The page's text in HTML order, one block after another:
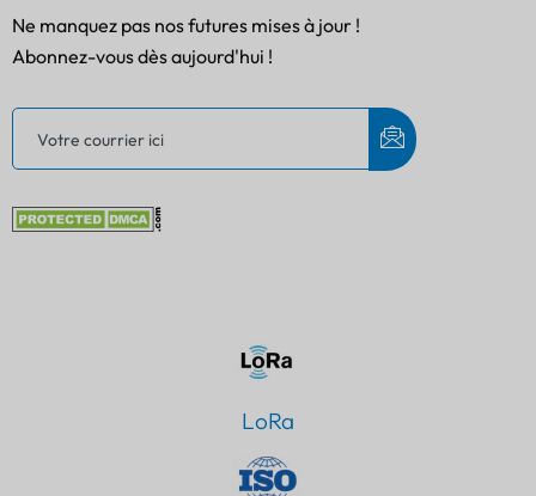
Ne manquez pas nos futures mises à jour !
Abonnez-vous dès aujourd'hui !
LoRa